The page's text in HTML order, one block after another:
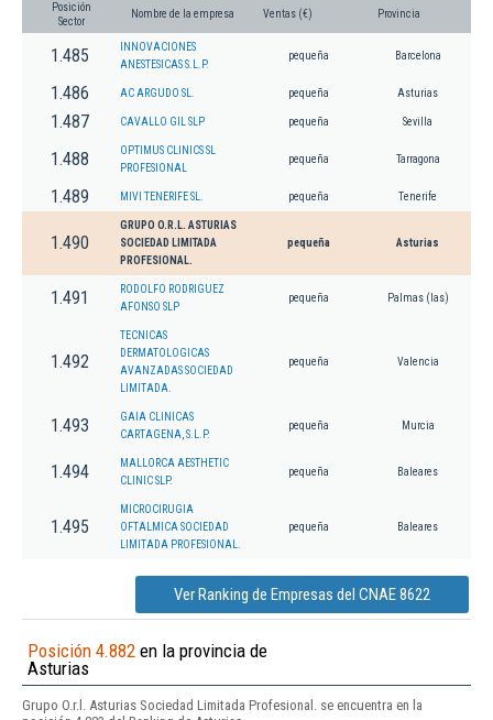
Posición
Sector
Nombre de la empresa Ventas (€) Provincia
1.485
INNOVACIONES
ANESTESICAS S.L.P.
pequeña Barcelona
1.486 AC ARGUDO SL. pequeña Asturias
1.487 CAVALLO GIL SLP pequeña Sevilla
1.488
OPTIMUS CLINICS SL
PROFESIONAL
pequeña Tarragona
1.489 MIVI TENERIFE SL. pequeña Tenerife
1.490
GRUPO O.R.L. ASTURIAS
SOCIEDAD LIMITADA
PROFESIONAL.
pequeña Asturias
1.491
RODOLFO RODRIGUEZ
AFONSO SLP
pequeña Palmas (las)
1.492
TECNICAS
DERMATOLOGICAS
AVANZADAS SOCIEDAD
LIMITADA.
pequeña Valencia
1.493
GAIA CLINICAS
CARTAGENA, S.L.P.
pequeña Murcia
1.494
MALLORCA AESTHETIC
CLINIC SLP.
pequeña Baleares
1.495
MICROCIRUGIA
OFTALMICA SOCIEDAD
LIMITADA PROFESIONAL.
pequeña Baleares
Ver Ranking de Empresas del CNAE 8622
Posición 4.882 en la provincia de
Asturias
Grupo O.r.l. Asturias Sociedad Limitada Profesional. se encuentra en la